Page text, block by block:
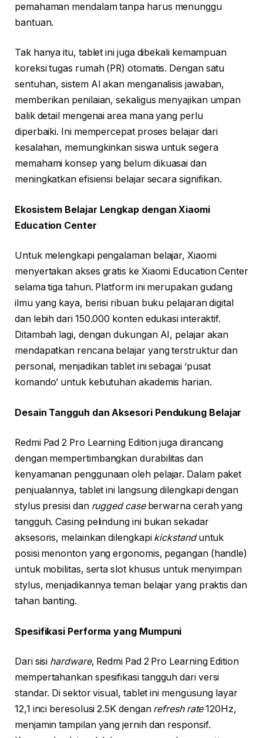
pemahaman mendalam tanpa harus menunggu
bantuan.
Tak hanya itu, tablet ini juga dibekali kemampuan
koreksi tugas rumah (PR) otomatis. Dengan satu
sentuhan, sistem AI akan menganalisis jawaban,
memberikan penilaian, sekaligus menyajikan umpan
balik detail mengenai area mana yang perlu
diperbaiki. Ini mempercepat proses belajar dari
kesalahan, memungkinkan siswa untuk segera
memahami konsep yang belum dikuasai dan
meningkatkan efisiensi belajar secara signifikan.
Ekosistem Belajar Lengkap dengan Xiaomi
Education Center
Untuk melengkapi pengalaman belajar, Xiaomi
menyertakan akses gratis ke Xiaomi Education Center
selama tiga tahun. Platform ini merupakan gudang
ilmu yang kaya, berisi ribuan buku pelajaran digital
dan lebih dari 150.000 konten edukasi interaktif.
Ditambah lagi, dengan dukungan AI, pelajar akan
mendapatkan rencana belajar yang terstruktur dan
personal, menjadikan tablet ini sebagai ‘pusat
komando’ untuk kebutuhan akademis harian.
Desain Tangguh dan Aksesori Pendukung Belajar
Redmi Pad 2 Pro Learning Edition juga dirancang
dengan mempertimbangkan durabilitas dan
kenyamanan penggunaan oleh pelajar. Dalam paket
penjualannya, tablet ini langsung dilengkapi dengan
stylus presisi dan rugged caseberwarna cerah yang
tangguh. Casing pelindung ini bukan sekadar
aksesoris, melainkan dilengkapi kickstanduntuk
posisi menonton yang ergonomis, pegangan (handle)
untuk mobilitas, serta slot khusus untuk menyimpan
stylus, menjadikannya teman belajar yang praktis dan
tahan banting.
Spesifikasi Performa yang Mumpuni
Dari sisi hardware, Redmi Pad 2 Pro Learning Edition
mempertahankan spesifikasi tangguh dari versi
standar. Di sektor visual, tablet ini mengusung layar
12,1 inci beresolusi 2.5K dengan refresh rate120Hz,
menjamin tampilan yang jernih dan responsif.